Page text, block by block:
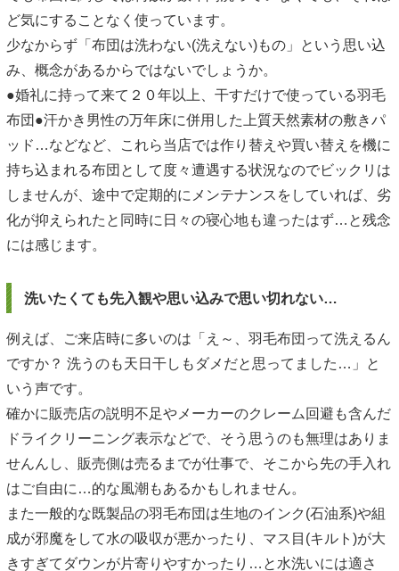
ど気にすることなく使っています。
少なからず「布団は洗わない(洗えない)もの」という思い込
み、概念があるからではないでしょうか。
●婚礼に持って来て２０年以上、干すだけで使っている羽毛
布団●汗かき男性の万年床に併用した上質天然素材の敷きパ
ッド…などなど、これら当店では作り替えや買い替えを機に
持ち込まれる布団として度々遭遇する状況なのでビックリは
しませんが、途中で定期的にメンテナンスをしていれば、劣
化が抑えられたと同時に日々の寝心地も違ったはず…と残念
には感じます。
洗いたくても先入観や思い込みで思い切れない…
例えば、ご来店時に多いのは「え～、羽毛布団って洗えるん
ですか？ 洗うのも天日干しもダメだと思ってました…」と
いう声です。
確かに販売店の説明不足やメーカーのクレーム回避も含んだ
ドライクリーニング表示などで、そう思うのも無理はありま
せんんし、販売側は売るまでが仕事で、そこから先の手入れ
はご自由に…的な風潮もあるかもしれません。
また一般的な既製品の羽毛布団は生地のインク(石油系)や組
成が邪魔をして水の吸収が悪かったり、マス目(キルト)が大
きすぎてダウンが片寄りやすかったり…と水洗いには適さ